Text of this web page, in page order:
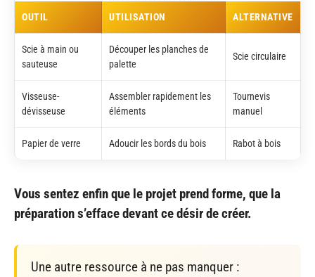
OUTIL UTILISATION ALTERNATIVE
Scie à main ou
sauteuse
Découper les planches de
palette
Scie circulaire
Visseuse-
dévisseuse
Assembler rapidement les
éléments
Tournevis
manuel
Papier de verre Adoucir les bords du bois Rabot à bois
Vous sentez enfin que le projet prend forme, que la
préparation s’efface devant ce désir de créer.
Une autre ressource à ne pas manquer :